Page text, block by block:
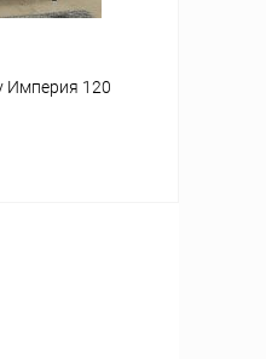
Империя 120